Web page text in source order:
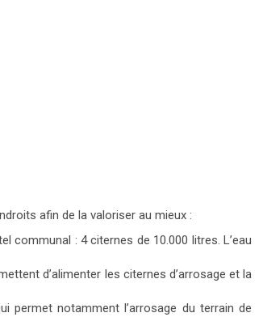
afin de la valoriser au mieux :
communal : 4 citernes de 10.000 litres. L’eau
d’alimenter les citernes d’arrosage et la
permet notamment l’arrosage du terrain de